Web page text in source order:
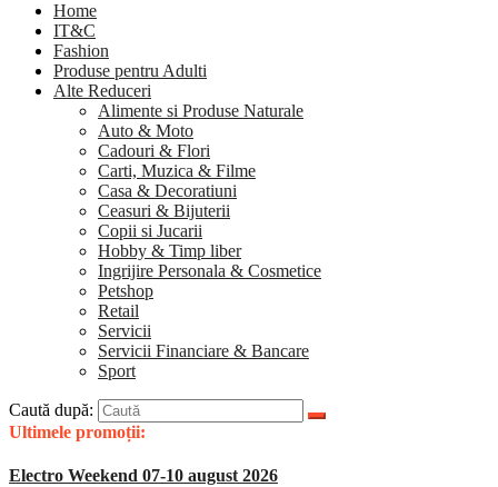
Home
IT&C
Fashion
Produse pentru Adulti
Alte Reduceri
Alimente si Produse Naturale
Auto & Moto
Cadouri & Flori
Carti, Muzica & Filme
Casa & Decoratiuni
Ceasuri & Bijuterii
Copii si Jucarii
Hobby & Timp liber
Ingrijire Personala & Cosmetice
Petshop
Retail
Servicii
Servicii Financiare & Bancare
Sport
Caută după:
Ultimele promoții:
Electro Weekend 07-10 august 2026